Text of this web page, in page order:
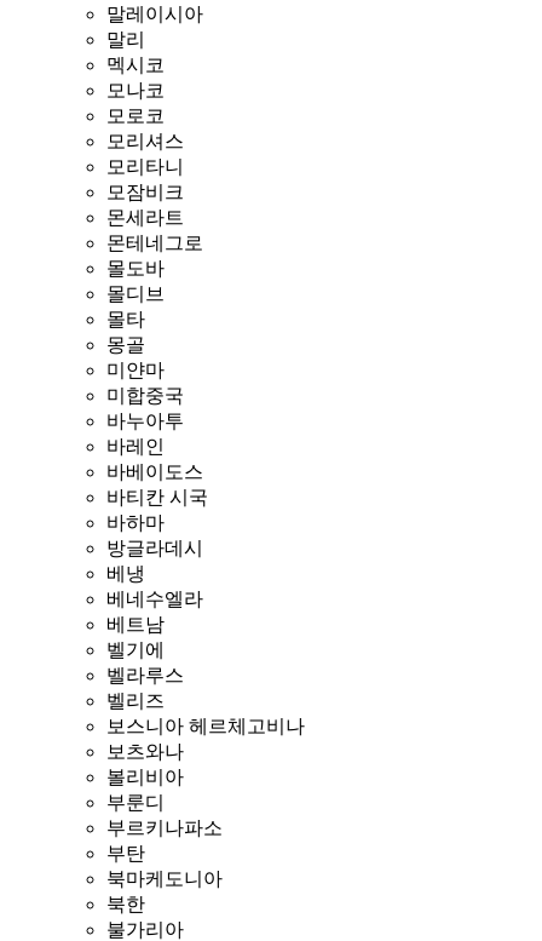
말레이시아
말리
멕시코
모나코
모로코
모리셔스
모리타니
모잠비크
몬세라트
몬테네그로
몰도바
몰디브
몰타
몽골
미얀마
미합중국
바누아투
바레인
바베이도스
바티칸 시국
바하마
방글라데시
베냉
베네수엘라
베트남
벨기에
벨라루스
벨리즈
보스니아 헤르체고비나
보츠와나
볼리비아
부룬디
부르키나파소
부탄
북마케도니아
북한
불가리아